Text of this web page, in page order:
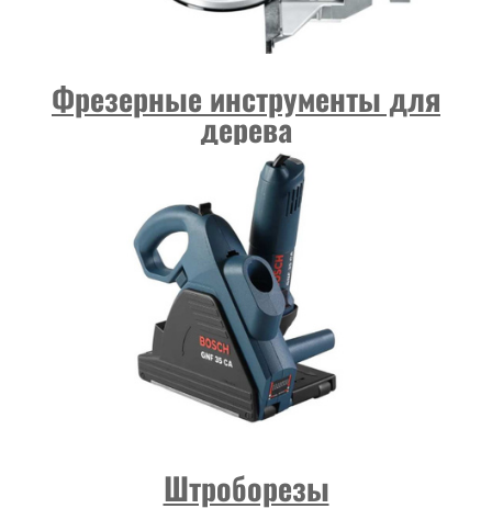
Фрезерные инструменты для
дерева
Штроборезы